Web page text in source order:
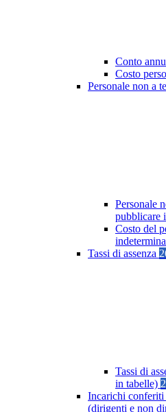
Conto
Costo
Personale non a
Personale
pubblicare
Costo del
Tassi di assenza
Tassi di
in tabelle)
Incarichi conferiti
(dirigenti e non